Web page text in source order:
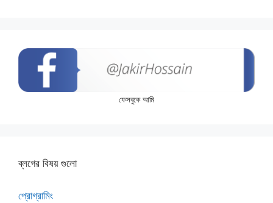
ফেসবুকে আমি
ব্লগের বিষয় গুলো
প্রোগ্রামিং